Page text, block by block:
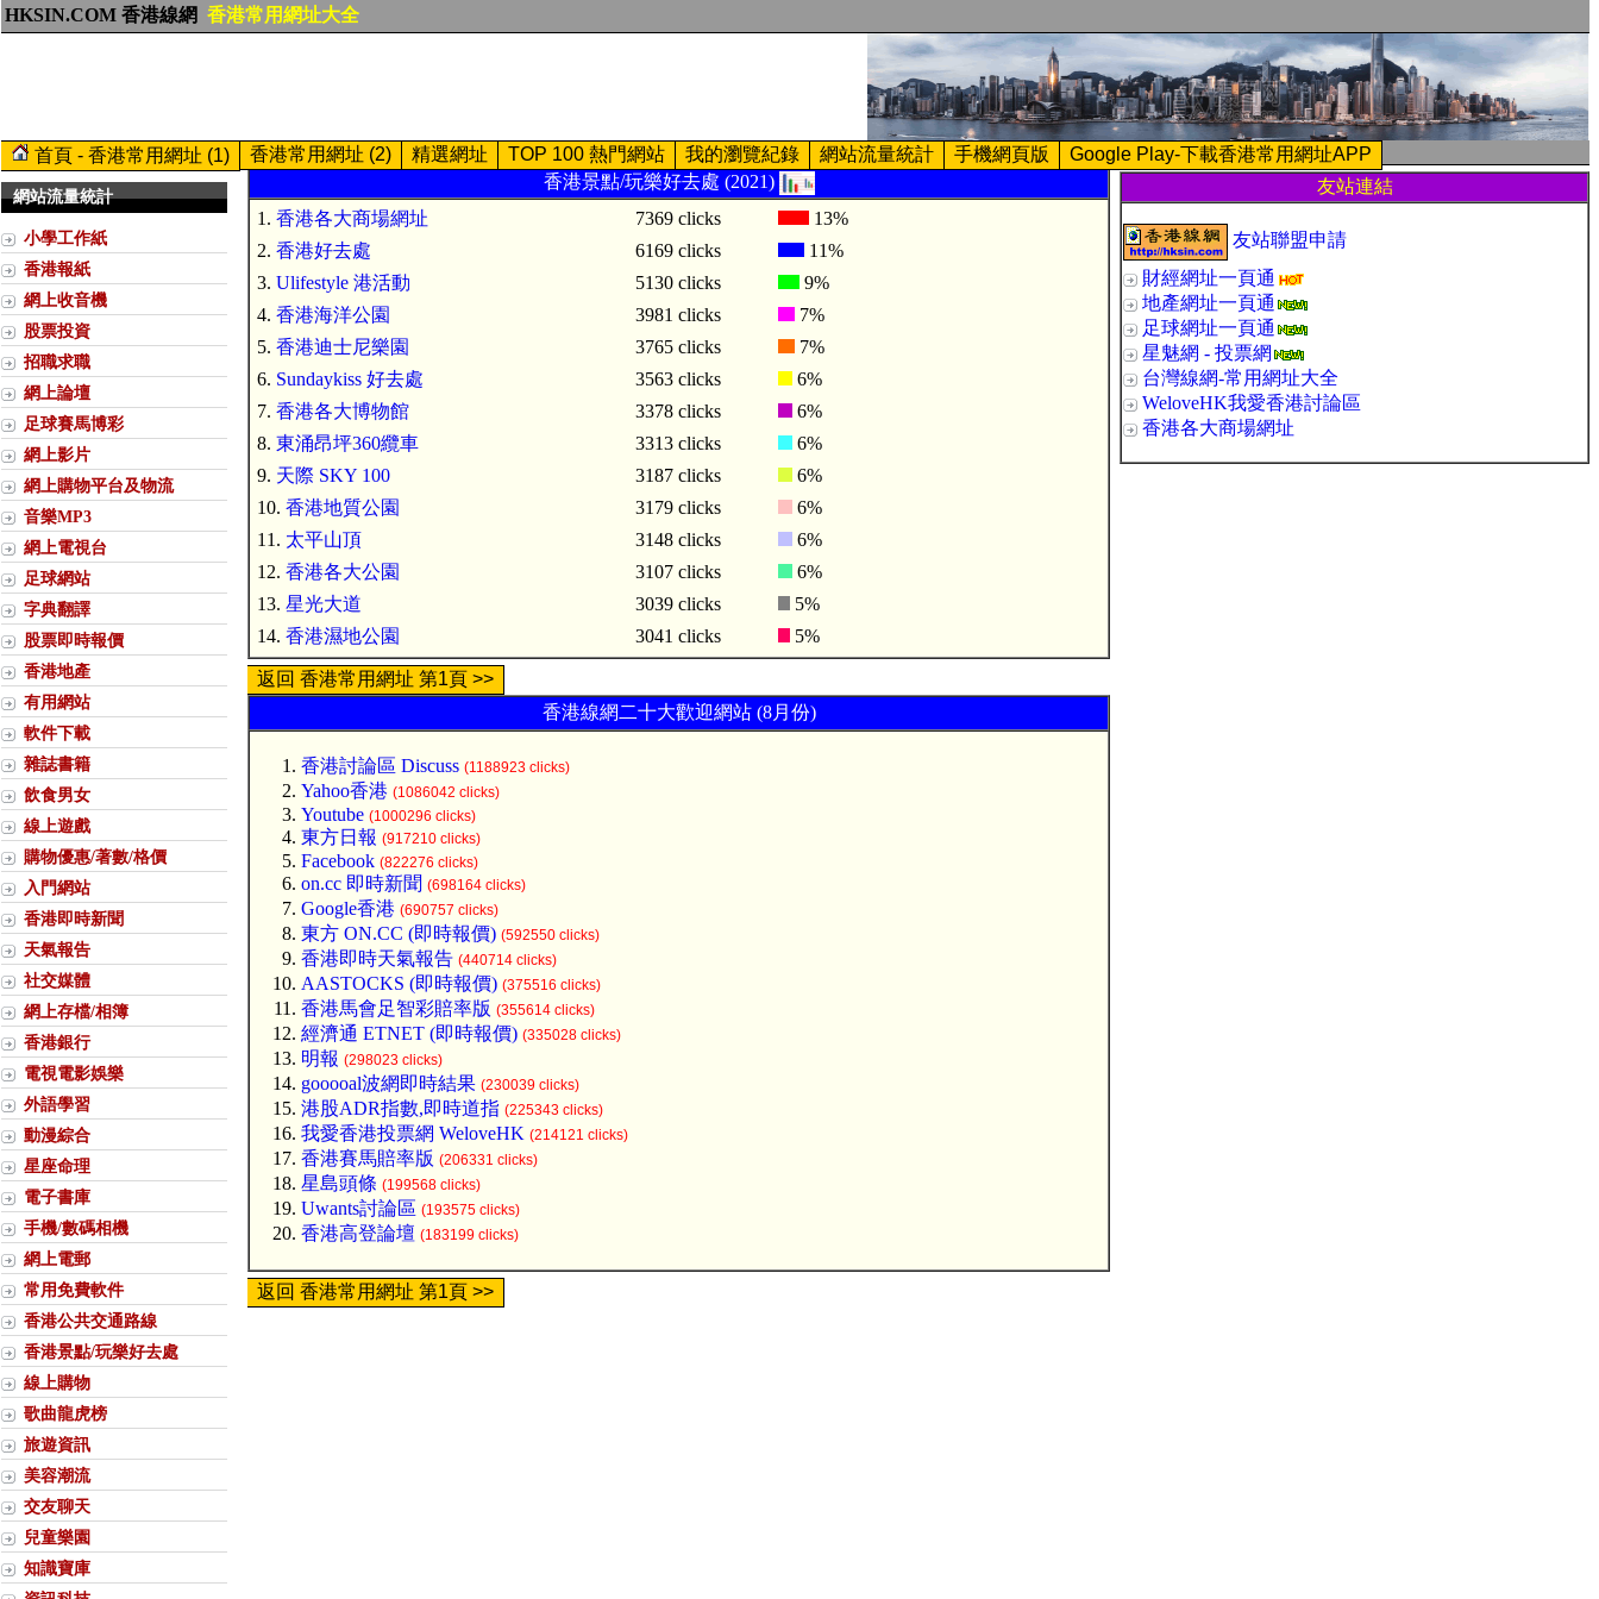
HKSIN.COM 香港線網 香港常用網址大全
首頁 - 香港常用網址 (1) 香港常用網址 (2) 精選網址 TOP 100 熱門網站 我的瀏覽紀錄 網站流量統計 手機網頁版 Google Play-下載香港常用網址APP
網站流量統計
小學工作紙
香港報紙
網上收音機
股票投資
招職求職
網上論壇
足球賽馬博彩
網上影片
網上購物平台及物流
音樂MP3
網上電視台
足球網站
字典翻譯
股票即時報價
香港地產
有用網站
軟件下載
雜誌書籍
飲食男女
線上遊戲
購物優惠/著數/格價
入門網站
香港即時新聞
天氣報告
社交媒體
網上存檔/相簿
香港銀行
電視電影娛樂
外語學習
動漫綜合
星座命理
電子書庫
手機/數碼相機
網上電郵
常用免費軟件
香港公共交通路線
香港景點/玩樂好去處
線上購物
歌曲龍虎榜
旅遊資訊
美容潮流
交友聊天
兒童樂園
知識寶庫
香港景點/玩樂好去處 (2021)
1. 香港各大商場網址 7369 clicks
13%
2. 香港好去處 6169 clicks
11%
3. Ulifestyle 港活動 5130 clicks
9%
4. 香港海洋公園 3981 clicks
7%
5. 香港迪士尼樂園 3765 clicks
7%
6. Sundaykiss 好去處 3563 clicks
6%
7. 香港各大博物館 3378 clicks
6%
8. 東涌昂坪360纜車 3313 clicks
6%
9. 天際 SKY 100 3187 clicks
6%
10. 香港地質公園 3179 clicks
6%
11. 太平山頂 3148 clicks
6%
12. 香港各大公園 3107 clicks
6%
13. 星光大道 3039 clicks
5%
14. 香港濕地公園 3041 clicks 5%
返回 香港常用網址 第1頁 >>
香港線網二十大歡迎網站 (8月份)
香港討論區 Discuss (1188923 clicks)
Yahoo香港 (1086042 clicks)
Youtube (1000296 clicks)
東方日報 (917210 clicks)
Facebook (822276 clicks)
on.cc 即時新聞 (698164 clicks)
Google香港 (690757 clicks)
東方 ON.CC (即時報價) (592550 clicks)
香港即時天氣報告 (440714 clicks)
AASTOCKS (即時報價) (375516 clicks)
香港馬會足智彩賠率版 (355614 clicks)
經濟通 ETNET (即時報價) (335028 clicks)
明報 (298023 clicks)
gooooal波網即時結果 (230039 clicks)
港股ADR指數,即時道指 (225343 clicks)
我愛香港投票網 WeloveHK (214121 clicks)
香港賽馬賠率版 (206331 clicks)
星島頭條 (199568 clicks)
Uwants討論區 (193575 clicks)
香港高登論壇 (183199 clicks)
返回 香港常用網址 第1頁 >>
友站連結
友站聯盟申請
財經網址一頁通
地產網址一頁通
足球網址一頁通
星魅網 - 投票網
台灣線網-常用網址大全
WeloveHK我愛香港討論區
香港各大商場網址